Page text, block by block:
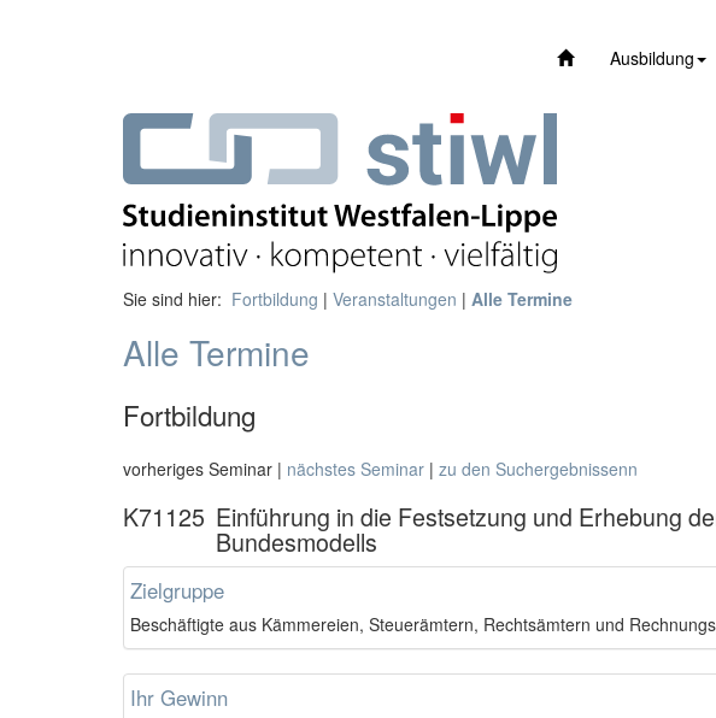
Ausbildung
Sie sind hier: Fortbildung | Veranstaltungen | Alle Termine
Alle Termine
Fortbildung
vorheriges Seminar | nächstes Seminar | zu den Suchergebnissenn
K71125 Einführung in die Festsetzung und Erhebung
Bundesmodells
Zielgruppe
Beschäftigte aus Kämmereien, Steuerämtern, Rechtsämtern und
Ihr Gewinn